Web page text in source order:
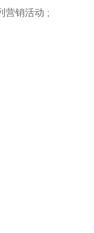
营销活动 ;